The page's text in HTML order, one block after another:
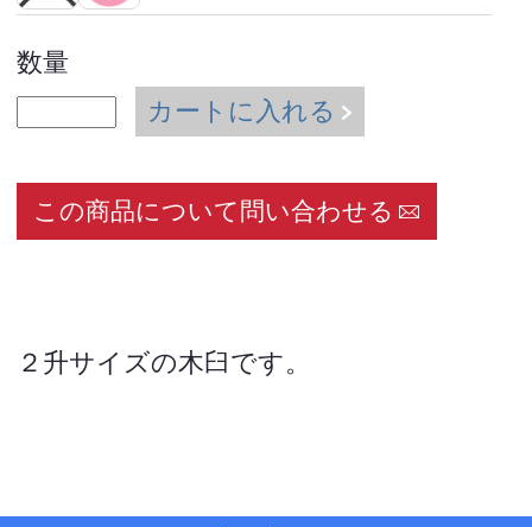
数量
カートに入れる
この商品について問い合わせる
２升サイズの木臼です。